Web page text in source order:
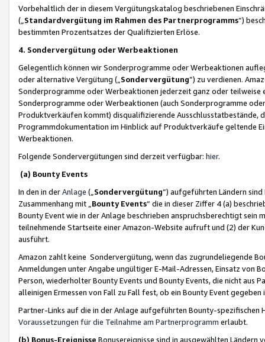
Vorbehaltlich der in diesem Vergütungskatalog beschriebenen
(„ Standardvergütung im Rahmen des Partnerprogramms“)
bestimmten Prozentsatzes der Qualifizierten Erlöse.
4. Sondervergütung oder Werbeaktionen
Gelegentlich können wir Sonderprogramme oder Werbeaktionen
oder alternative Vergütung („ Sondervergütung”) zu verdienen.
Sonderprogramme oder Werbeaktionen jederzeit ganz oder
Sonderprogramme oder Werbeaktionen (auch Sonderprogramme
Produktverkäufen kommt) disqualifizierende Ausschlusstatbestände,
Programmdokumentation im Hinblick auf Produktverkäufe geltende
Werbeaktionen.
Folgende Sondervergütungen sind derzeit verfügbar: hier.
(a) Bounty Events
In den in derAnlage („ Sondervergütung“) aufgeführten Ländern
Zusammenhang mit „ Bounty Events“ die in dieser Ziffer 4 (a)
Bounty Event wie in der Anlage beschrieben anspruchsberechtigt sein
teilnehmende Startseite einer Amazon-Website aufruft und (2) der
ausführt.
Amazon zahlt keine Sondervergütung, wenn das zugrundeliegende
Anmeldungen unter Angabe ungültiger E-Mail-Adressen, Einsatz von
Person, wiederholter Bounty Events und Bounty Events, die nicht
alleinigen Ermessen von Fall zu Fall fest, ob ein Bounty Event
Partner-Links auf die in der Anlage aufgeführten Bounty-spezifischen
Voraussetzungen für die Teilnahme am Partnerprogramm erlaubt.
(b) Bonus-Ereignisse Bonusereignisse sind in ausgewählten Ländern